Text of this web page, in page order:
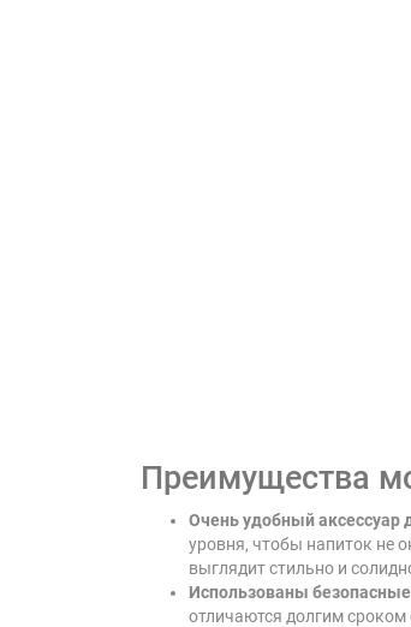
Преимущества
Очень удобный аксессуар
уровня, чтобы напиток не
выглядит стильно и
Использованы
отличаются долгим